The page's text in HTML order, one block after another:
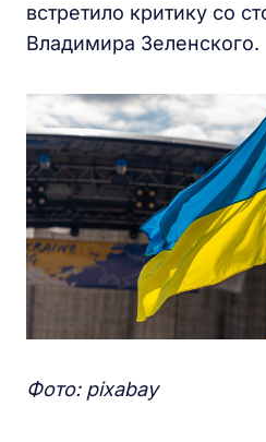
встретило критику со
Владимира Зеленского.
Фото: pixabay